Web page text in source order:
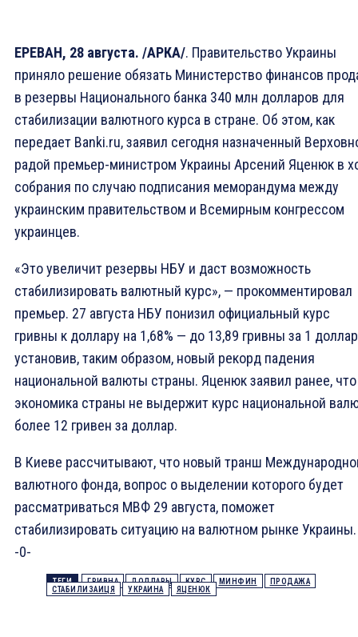
ЕРЕВАН, 28 августа. /АРКА/. Правительство Украины
приняло решение обязать Министерство финансов
в резервы Национального банка 340 млн долларов для
стабилизации валютного курса в стране. Об этом, как
передает Banki.ru, заявил сегодня назначенный
радой премьер-министром Украины Арсений Яценюк в
собрания по случаю подписания меморандума между
украинским правительством и Всемирным конгрессом
украинцев.
«Это увеличит резервы НБУ и даст возможность
стабилизировать валютный курс», — прокомментировал
премьер. 27 августа НБУ понизил официальный курс
гривны к доллару на 1,68% — до 13,89 гривны за 1
установив, таким образом, новый рекорд падения
национальной валюты страны. Яценюк заявил ранее, что
экономика страны не выдержит курс национальной
более 12 гривен за доллар.
В Киеве рассчитывают, что новый транш
валютного фонда, вопрос о выделении которого будет
рассматриваться МВФ 29 августа, поможет
стабилизировать ситуацию на валютном рынке Украины.
-0-
ТЕГИ ГРИВНА ДОЛЛАРЫ КУРС МИНФИН
ПРОДАЖА
СТАБИЛИЗАИЦЯ
УКРАИНА ЯЦЕНЮК